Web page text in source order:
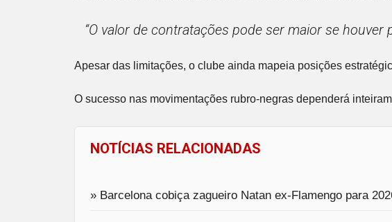
“O valor de contratações pode ser maior se
Apesar das limitações, o clube ainda mapeia posições
O sucesso nas movimentações rubro-negras dependerá
NOTÍCIAS RELACIONADAS
» Barcelona cobiça zagueiro Natan ex-Flamengo para